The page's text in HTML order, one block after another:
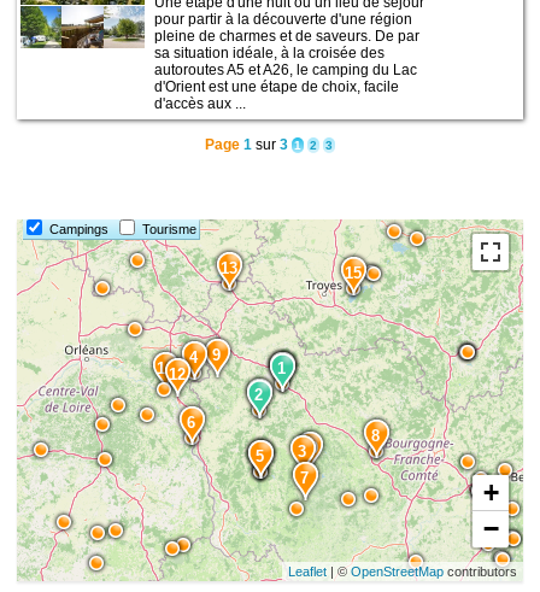
pour partir à la découverte d'une région
pleine de charmes et de saveurs. De par
sa situation idéale, à la croisée des
autoroutes A5 et A26, le camping du Lac
d'Orient est une étape de choix, facile
d'accès aux ...
Page 1 sur 3 1 2 3
Campings Tourisme
15
14
13
12
11 10
9
8
7
6
5
4
3
2
1
2
1
+
−
Leaflet| © OpenStreetMapcontributors